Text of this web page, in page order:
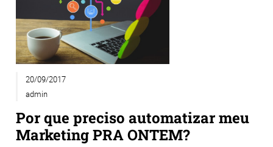
20/09/2017
admin
Por que preciso automatizar meu
Marketing PRA ONTEM?